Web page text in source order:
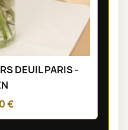
DEUIL PARIS -
€